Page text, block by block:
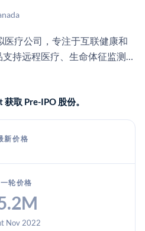
医疗公司，专注于互联健康和
持远程医疗、生命体征监测、
床升级转诊。
取 Pre-IPO 股份。
新价格
轮价格
Nov 2022